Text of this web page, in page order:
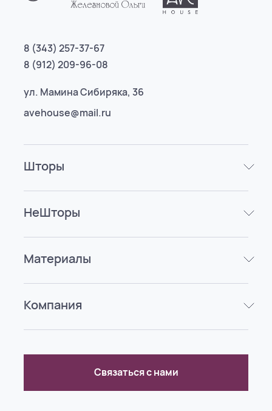
Шторы
НеШторы
Материалы
Компания
8 (343) 257-37-67
8 (912) 209-96-08
ул. Мамина Сибиряка, 36
avehouse@mail.ru
Связаться с нами